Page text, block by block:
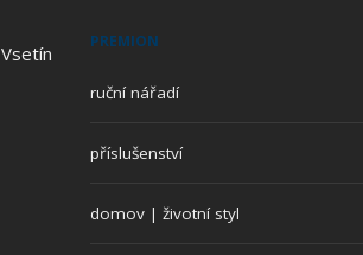
PREMION
ruční nářadí
příslušenství
domov | životní styl